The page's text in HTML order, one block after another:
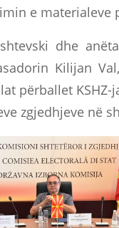
e materialeve
dhe
Kilijan
përballet
zgjedhjeve në